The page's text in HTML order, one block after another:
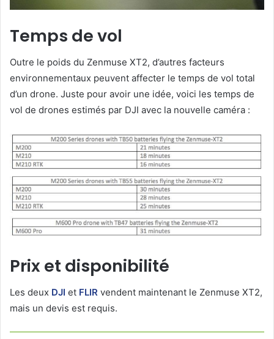
Temps de vol
Outre le poids du Zenmuse XT2, d’autres facteurs
environnementaux peuvent affecter le temps de vol total
d’un drone. Juste pour avoir une idée, voici les temps de
vol de drones estimés par DJI avec la nouvelle caméra :
Prix ​​et disponibilité
Les deux DJI et FLIR vendent maintenant le Zenmuse XT2,
mais un devis est requis.